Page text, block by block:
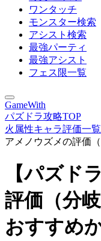
ワンタッチ
モンスター検索
アシスト検索
最強パーティ
最強アシスト
フェス限一覧
GameWith
パズドラ攻略TOP
火属性キャラ評価一覧
アメノウズメの評価
【パズド
評価（分
おすすめか